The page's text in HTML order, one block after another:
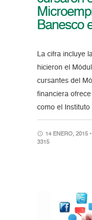
Banesco
La cifra incluye
hicieron el
cursantes del
financiera
como el
14 ENERO, 2015 •
3315